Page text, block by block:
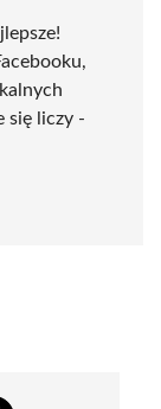
się liczy -